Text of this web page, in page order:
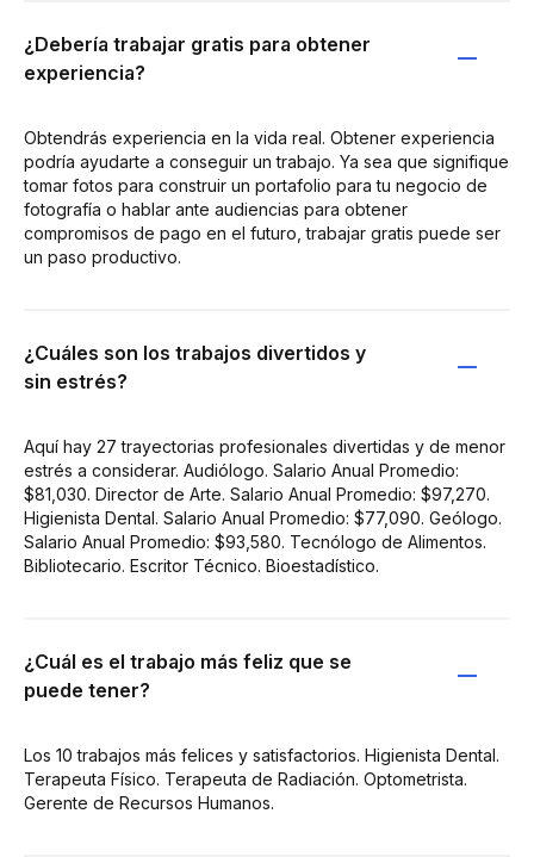
¿Debería trabajar gratis para obtener
experiencia?
Obtendrás experiencia en la vida real. Obtener experiencia
podría ayudarte a conseguir un trabajo. Ya sea que signifique
tomar fotos para construir un portafolio para tu negocio de
fotografía o hablar ante audiencias para obtener
compromisos de pago en el futuro, trabajar gratis puede ser
un paso productivo.
¿Cuáles son los trabajos divertidos y
sin estrés?
Aquí hay 27 trayectorias profesionales divertidas y de menor
estrés a considerar. Audiólogo. Salario Anual Promedio:
$81,030. Director de Arte. Salario Anual Promedio: $97,270.
Higienista Dental. Salario Anual Promedio: $77,090. Geólogo.
Salario Anual Promedio: $93,580. Tecnólogo de Alimentos.
Bibliotecario. Escritor Técnico. Bioestadístico.
¿Cuál es el trabajo más feliz que se
puede tener?
Los 10 trabajos más felices y satisfactorios. Higienista Dental.
Terapeuta Físico. Terapeuta de Radiación. Optometrista.
Gerente de Recursos Humanos.